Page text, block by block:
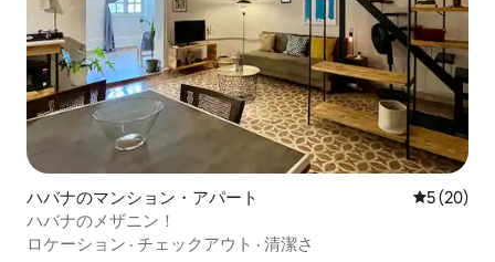
ハバナのマンション・アパート レビュー
5 (20)
ハバナのメザニン！
ロケーション · チェックアウト · 清潔さ